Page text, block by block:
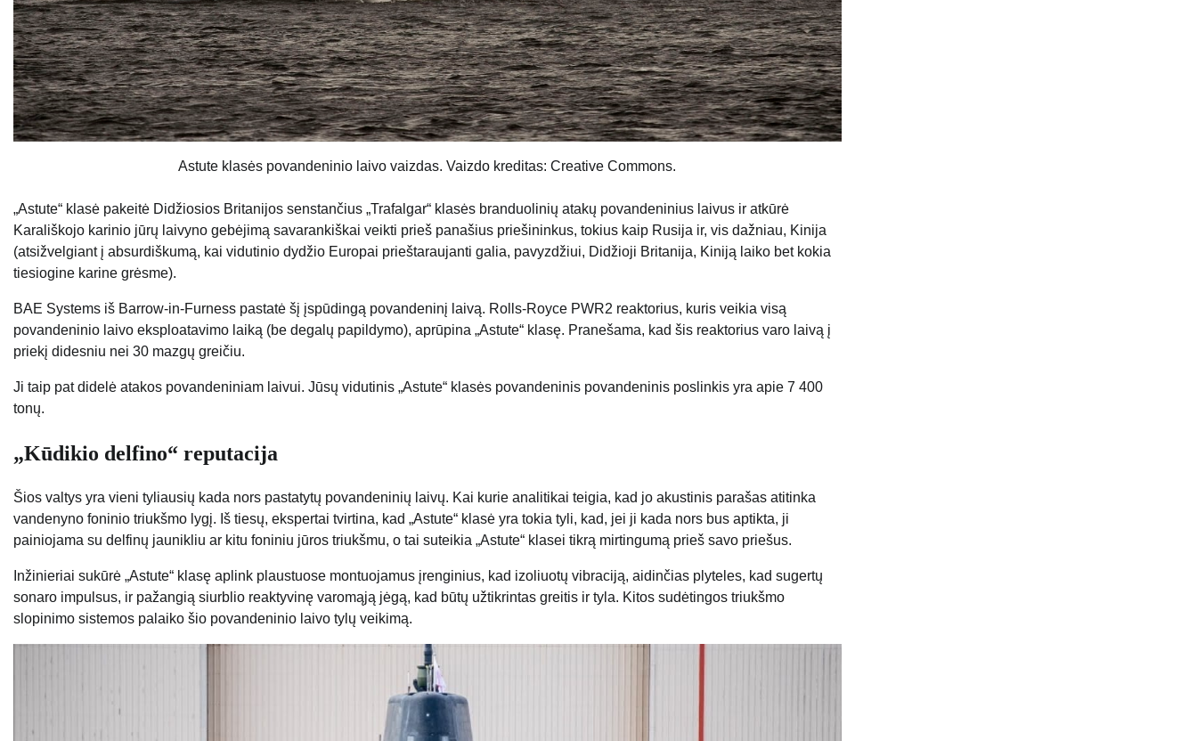
Astute klasės povandeninio laivo vaizdas. Vaizdo kreditas: Creative Commons.
„Astute“ klasė pakeitė Didžiosios Britanijos senstančius „Trafalgar“ klasės branduolinių atakų povandeninius laivus ir atkūrė
Karališkojo karinio jūrų laivyno gebėjimą savarankiškai veikti prieš panašius priešininkus, tokius kaip Rusija ir, vis dažniau, Kinija
(atsižvelgiant į absurdiškumą, kai vidutinio dydžio Europai prieštaraujanti galia, pavyzdžiui, Didžioji Britanija, Kiniją laiko bet kokia
tiesiogine karine grėsme).
BAE Systems iš Barrow-in-Furness pastatė šį įspūdingą povandeninį laivą. Rolls-Royce PWR2 reaktorius, kuris veikia visą
povandeninio laivo eksploatavimo laiką (be degalų papildymo), aprūpina „Astute“ klasę. Pranešama, kad šis reaktorius varo laivą į
priekį didesniu nei 30 mazgų greičiu.
Ji taip pat didelė atakos povandeniniam laivui. Jūsų vidutinis „Astute“ klasės povandeninis povandeninis poslinkis yra apie 7 400
tonų.
„Kūdikio delfino“ reputacija
Šios valtys yra vieni tyliausių kada nors pastatytų povandeninių laivų. Kai kurie analitikai teigia, kad jo akustinis parašas atitinka
vandenyno foninio triukšmo lygį. Iš tiesų, ekspertai tvirtina, kad „Astute“ klasė yra tokia tyli, kad, jei ji kada nors bus aptikta, ji
painiojama su delfinų jaunikliu ar kitu foniniu jūros triukšmu, o tai suteikia „Astute“ klasei tikrą mirtingumą prieš savo priešus.
Inžinieriai sukūrė „Astute“ klasę aplink plaustuose montuojamus įrenginius, kad izoliuotų vibraciją, aidinčias plyteles, kad sugertų
sonaro impulsus, ir pažangią siurblio reaktyvinę varomąją jėgą, kad būtų užtikrintas greitis ir tyla. Kitos sudėtingos triukšmo
slopinimo sistemos palaiko šio povandeninio laivo tylų veikimą.